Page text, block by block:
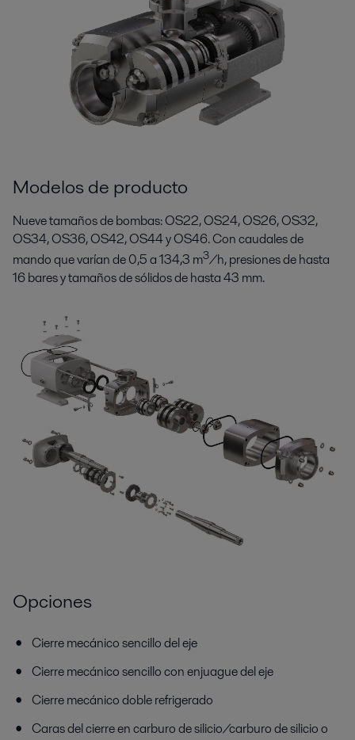
Modelos de producto
Nueve tamaños de bombas: OS22, OS24, OS26, OS32,
OS34, OS36, OS42, OS44 y OS46. Con caudales de
mando que varían de 0,5 a 134,3 m3/h, presiones de hasta
16 bares y tamaños de sólidos de hasta 43 mm.
Opciones
Cierre mecánico sencillo del eje
Cierre mecánico sencillo con enjuague del eje
Cierre mecánico doble refrigerado
Caras del cierre en carburo de silicio/carburo de silicio o